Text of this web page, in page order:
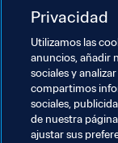
Lionesses. Las
cita bretona
esperanzas de
contra España.
Privacidad
Utilizamos las
anuncios, añadir
sociales y
compartimos
sociales,
de nuestra
ajustar sus